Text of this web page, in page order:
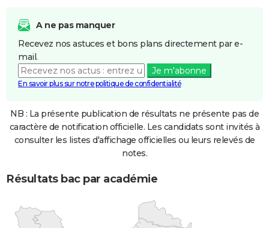
A ne pas manquer
Recevez nos astuces et bons plans directement par e-
mail.
Je m'abonne
En savoir plus sur notre politique de confidentialité
NB : La présente publication de résultats ne présente pas de
caractère de notification officielle. Les candidats sont invités à
consulter les listes d'affichage officielles ou leurs relevés de
notes.
Résultats bac par académie